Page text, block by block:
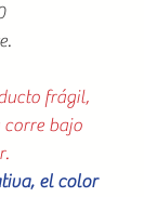
frágil,
bajo
el color